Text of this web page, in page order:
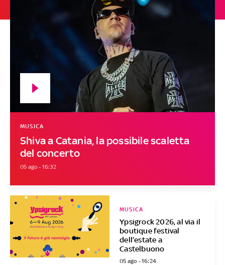
Shiva a Catania, la possibile scaletta
del concerto
MUSICA
05 ago - 16:32
Ypsigrock 2026, al via il
boutique festival
dell’estate a
Castelbuono
MUSICA
05 ago - 16:24